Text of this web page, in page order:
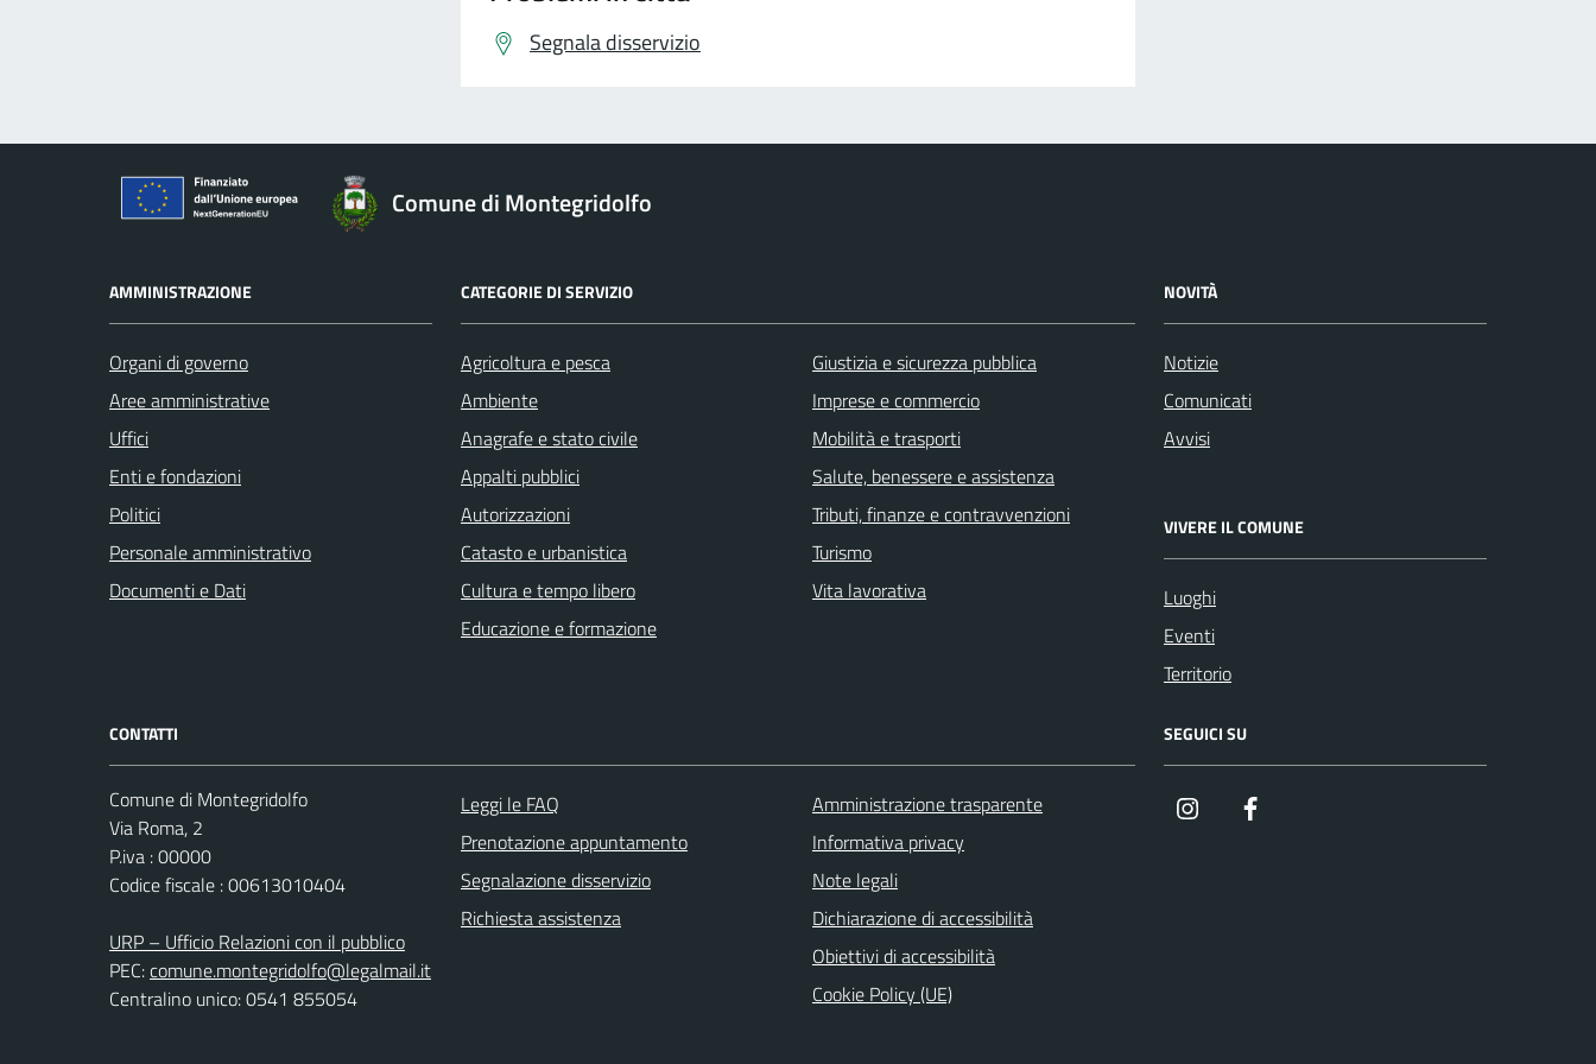
Segnala disservizio
Comune di Montegridolfo
AMMINISTRAZIONE
Organi di governo
Aree amministrative
Uffici
Enti e fondazioni
Politici
Personale amministrativo
Documenti e Dati
CATEGORIE DI SERVIZIO
Agricoltura e pesca
Ambiente
Anagrafe e stato civile
Appalti pubblici
Autorizzazioni
Catasto e urbanistica
Cultura e tempo libero
Educazione e formazione
Giustizia e sicurezza pubblica
Imprese e commercio
Mobilità e trasporti
Salute, benessere e assistenza
Tributi, finanze e contravvenzioni
Turismo
Vita lavorativa
NOVITÀ
Notizie
Comunicati
Avvisi
VIVERE IL COMUNE
Luoghi
Eventi
Territorio
CONTATTI
Comune di Montegridolfo
Via Roma, 2
P.iva : 00000
Codice fiscale : 00613010404
URP – Ufficio Relazioni con il pubblico
PEC:comune.montegridolfo@legalmail.it
Centralino unico: 0541 855054
Leggi le FAQ
Prenotazione appuntamento
Segnalazione disservizio
Richiesta assistenza
Amministrazione trasparente
Informativa privacy
Note legali
Dichiarazione di accessibilità
Obiettivi di accessibilità
Cookie Policy (UE)
SEGUICI SU
Instagram